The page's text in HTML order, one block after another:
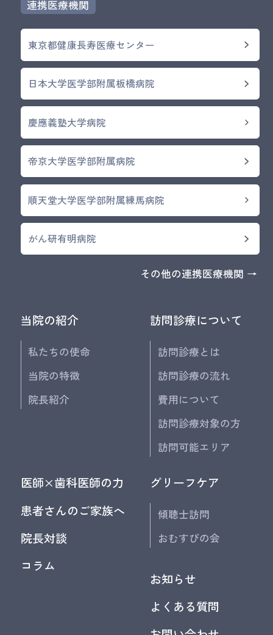
連携医療機関
東京都健康長寿医療センター
日本大学医学部附属板橋病院
慶應義塾大学病院
帝京大学医学部附属病院
順天堂大学医学部附属練馬病院
がん研有明病院
その他の連携医療機関 →
当院の紹介
私たちの使命
当院の特徴
院長紹介
訪問診療について
訪問診療とは
訪問診療の流れ
費用について
訪問診療対象の方
訪問可能エリア
医師×歯科医師の力
患者さんのご家族へ
院長対談
コラム
グリーフケア
傾聴士訪問
おむすびの会
お知らせ
よくある質問